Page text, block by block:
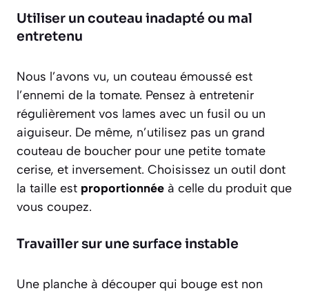
Utiliser un couteau inadapté ou mal
entretenu
Nous l’avons vu, un couteau émoussé est
l’ennemi de la tomate. Pensez à entretenir
régulièrement vos lames avec un fusil ou un
aiguiseur. De même, n’utilisez pas un grand
couteau de boucher pour une petite tomate
cerise, et inversement. Choisissez un outil dont
la taille est proportionnée à celle du produit que
vous coupez.
Travailler sur une surface instable
Une planche à découper qui bouge est non